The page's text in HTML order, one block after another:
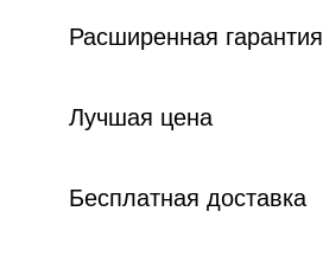
Расширенная гарантия
Лучшая цена
Бесплатная доставка